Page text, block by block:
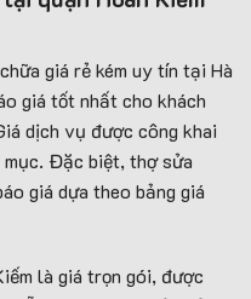
giá rẻ kém uy tín tại Hà
giá tốt nhất cho khách
dịch vụ được công khai
mục. Đặc biệt, thợ sửa
giá dựa theo bảng giá
là giá trọn gói, được